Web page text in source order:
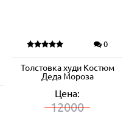
0
Толстовка худи Костюм
Деда Мороза
Цена:
12000